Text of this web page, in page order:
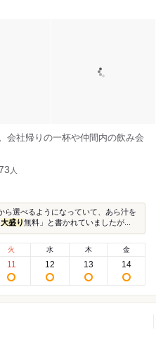
会社帰りの一杯や仲間内の飲み会
人
ら選べるようになっていて、あら汁を
大盛り無料」と書かれていましたが...
火
11
水
12
木
13
金
14